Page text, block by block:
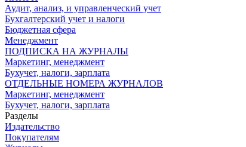
Аудит, анализ, и управленческий учет
Бухгалтерский учет и налоги
Бюджетная сфера
Менеджмент
ПОДПИСКА НА ЖУРНАЛЫ
Маркетинг, менеджмент
Бухучет, налоги, зарплата
ОТДЕЛЬНЫЕ НОМЕРА ЖУРНАЛОВ
Маркетинг, менеджмент
Бухучет, налоги, зарплата
Разделы
Издательство
Покупателям